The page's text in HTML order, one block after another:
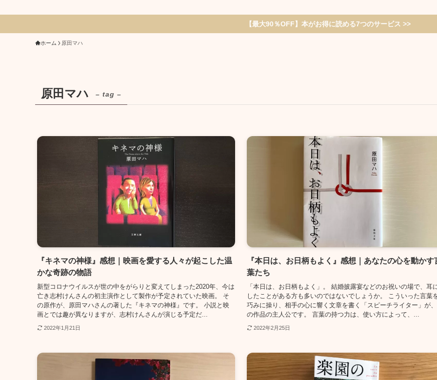
【最大90％OFF】本がお得に読める7つのサービス >>
ホーム 原田マハ
原田マハ – tag –
『キネマの神様』感想｜映画を愛する人々が起こした温
かな奇跡の物語
新型コロナウイルスが世の中をがらりと変えてしまった2020年、今は
亡き志村けんさんの初主演作として製作が予定されていた映画。 そ
の原作が、原田マハさんの著した『キネマの神様』です。 小説と映
画とでは趣が異なりますが、志村けんさんが演じる予定だ...
2022年1月21日
『本日は、お日柄もよく』感想｜あなたの心を動かす
葉たち
「本日は、お日柄もよく」。 結婚披露宴などのお祝いの場で、耳
したことがある方も多いのではないでしょうか。 こういった言葉
巧みに操り、相手の心に響く文章を書く「スピーチライター」が
の作品の主人公です。 言葉の持つ力は、使い方によって、...
2022年2月25日